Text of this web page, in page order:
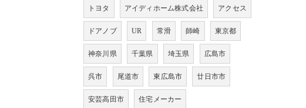
トヨタ アイディホーム株式会社 アクセス
ドアノブ UR 常滑 師崎 東京都
神奈川県 千葉県 埼玉県 広島市
呉市 尾道市 東広島市 廿日市市
安芸高田市 住宅メーカー